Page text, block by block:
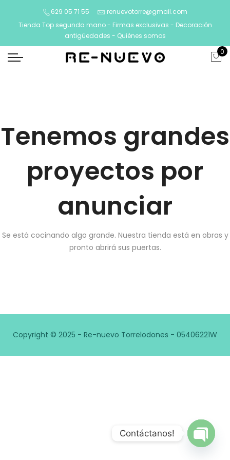
629 05 71 55
renuevotorre@gmail.com
Tienda Top segunda mano - Firmas exclusivas - Decoración
antigüedades - Quiénes somos
0
Tenemos grandes
proyectos por
anunciar
Se está cocinando algo grande. Nuestra tienda está en obras y
pronto abrirá sus puertas.
Copyright © 2025 - Re-nuevo Torrelodones - 05406221W
Contáctanos!